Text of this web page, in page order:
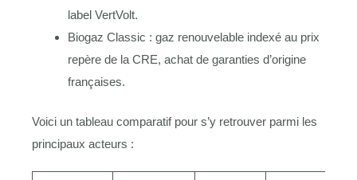
label VertVolt.
Biogaz Classic : gaz renouvelable indexé au prix
repère de la CRE, achat de garanties d’origine
françaises.
Voici un tableau comparatif pour s’y retrouver parmi les
principaux acteurs :